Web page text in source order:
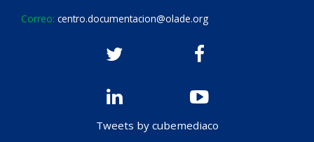
Correo: centro.documentacion@olade.org
Tweets by cubemediaco